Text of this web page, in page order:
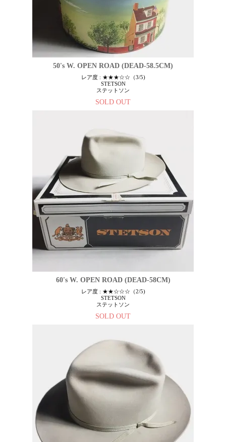
50's W. OPEN ROAD (DEAD-58.5CM)
レア度 : ★★★☆☆（3/5)
STETSON
ステットソン
SOLD OUT
60's W. OPEN ROAD (DEAD-58CM)
レア度 : ★★☆☆☆（2/5)
STETSON
ステットソン
SOLD OUT